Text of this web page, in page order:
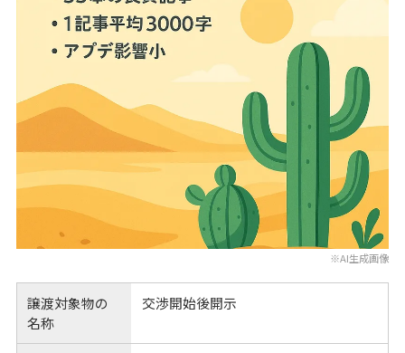
※AI生成画像
譲渡対象物の
名称
交渉開始後開示